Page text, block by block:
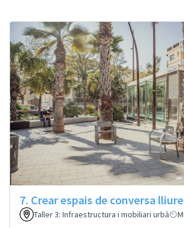
7. Crear espais de conversa
Taller 3: Infraestructura i mobiliari urbà